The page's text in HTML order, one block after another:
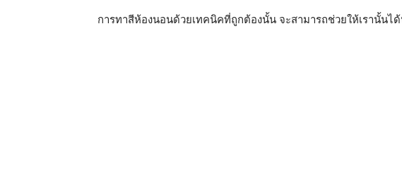
การทาสีห้องนอนด้วยเทคนิคที่ถูกต้องนั้น จะสามารถช่วยให้เรานั้นไ